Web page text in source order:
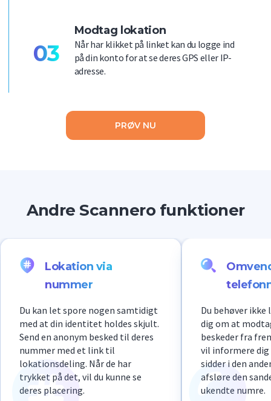
03
Modtag lokation
Når har klikket på linket kan du logge ind
på din konto for at se deres GPS eller IP-
adresse.
PRØV NU
Andre Scannero funktioner
Lokation via
nummer
Du kan let spore nogen samtidigt
med at din identitet holdes skjult.
Send en anonym besked til deres
nummer med et link til
lokationsdeling. Når de har
trykket på det, vil du kunne se
deres placering.
Du behøver
dig om at
beskeder fra
vil informere dig
sidder i den
afsløre den
ukendte numre.